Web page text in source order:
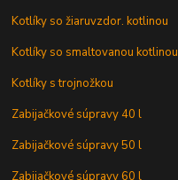
Kotlíky so žiaruvzdor. kotlinou
Kotlíky so smaltovanou kotlinou
Kotlíky s trojnožkou
Zabijačkové súpravy 40 l
Zabijačkové súpravy 50 l
Zabijačkové súpravy 60 l